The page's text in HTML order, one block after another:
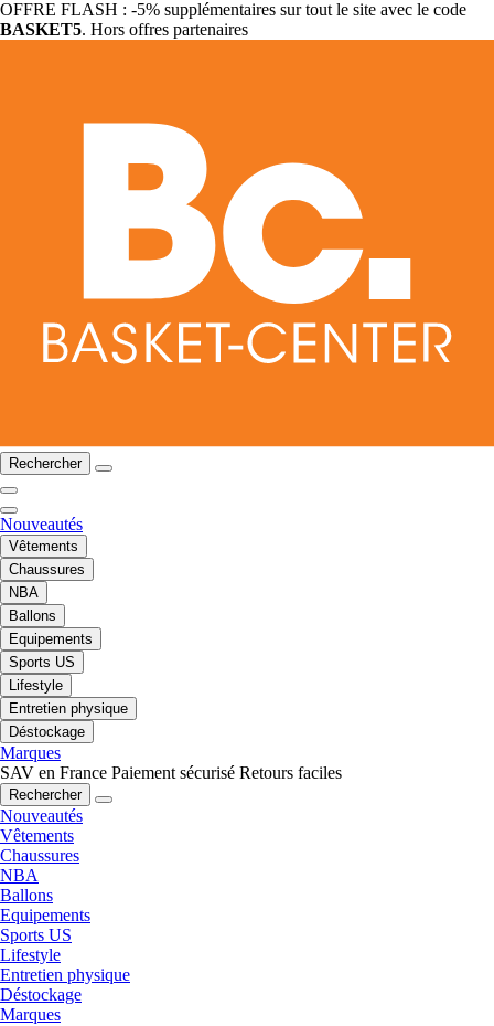
OFFRE FLASH : -5% supplémentaires sur tout le site avec le code
BASKET5. Hors offres partenaires
Rechercher
Nouveautés
Vêtements
Chaussures
NBA
Ballons
Equipements
Sports US
Lifestyle
Entretien physique
Déstockage
Marques
SAV en France Paiement sécurisé Retours faciles
Rechercher
Nouveautés
Vêtements
Chaussures
NBA
Ballons
Equipements
Sports US
Lifestyle
Entretien physique
Déstockage
Marques